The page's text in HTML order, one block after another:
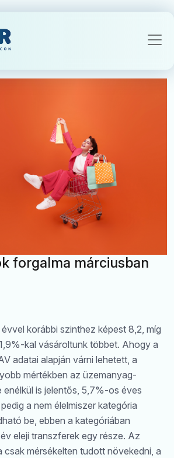
forgalma márciusban
korábbi szinthez képest 8,2, míg
kal vásároltunk többet. Ahogy a
adatai alapján várni lehetett, a
mértékben az üzemanyag-
enélkül is jelentős, 5,7%-os éves
a nem élelmiszer kategória
be, ebben a kategóriában
eleji transzferek egy része. Az
csak mérsékelten tudott növekedni, a